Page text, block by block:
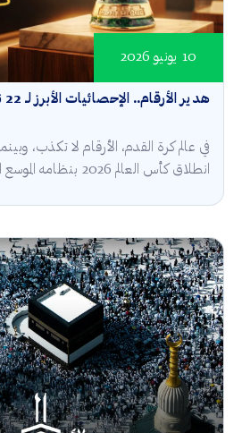
هدير الأرقام.. الإحصائيات الأبرز لـ 22 نسخة من كأس العالم
10 يونيو 2026
في عالم كرة القدم، الأرقام لا تكذب،
انطلاق كأس العالم 2026 بنظامه الموسع الذي يضم 48...